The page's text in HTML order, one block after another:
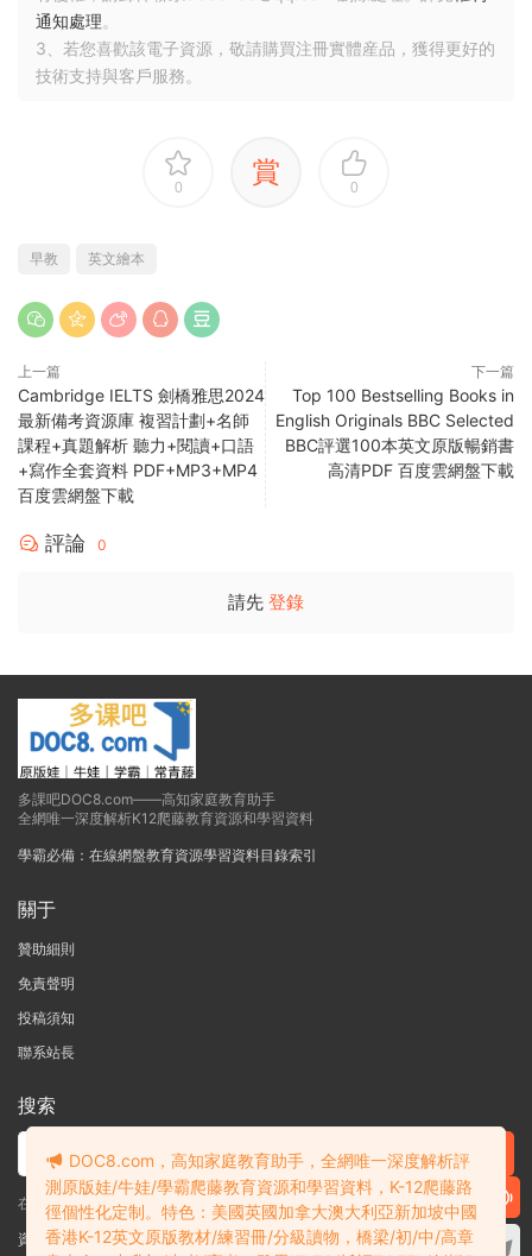
通知處理。
3、若您喜歡該電子資源，敬請購買注冊實體産品，獲得更好的
技術支持與客戶服務。
0 賞 0
早教 英文繪本
上一篇
Cambridge IELTS 劍橋雅思2024
最新備考資源庫 複習計劃+名師
課程+真題解析 聽力+閱讀+口語
+寫作全套資料 PDF+MP3+MP4
百度雲網盤下載
下一篇
Top 100 Bestselling Books in
English Originals BBC Selected
BBC評選100本英文原版暢銷書
高清PDF 百度雲網盤下載
評論 0
請先 登錄
多課吧DOC8.com——高知家庭教育助手
全網唯一深度解析K12爬藤教育資源和學習資料
學霸必備：在線網盤教育資源學習資料目錄索引
關于
贊助細則
免責聲明
投稿須知
聯系站長
搜索
在線搜索GK-G12海量英文原版教材/章節書/國際考試/學科競賽資料！
資料失效？沒找到需要的？網站意見建議？請提交工單查看我的工單
DOC8.com，高知家庭教育助手，全網唯一深度解析評
測原版娃/牛娃/學霸爬藤教育資源和學習資料，K-12爬藤路
徑個性化定制。特色：美國英國加拿大澳大利亞新加坡中國
香港K-12英文原版教材/練習冊/分級讀物，橋梁/初/中/高章